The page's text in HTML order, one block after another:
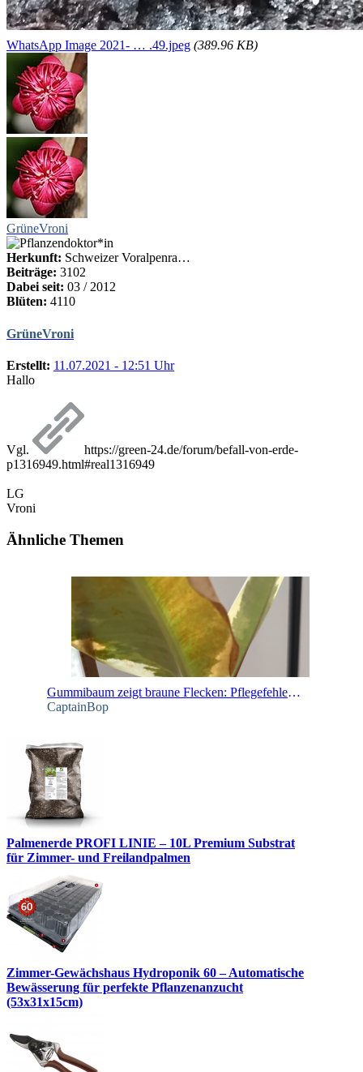
WhatsApp Image 2021- … .49.jpeg (389.96 KB)
GrüneVroni
Herkunft: Schweizer Voralpenra…
Beiträge: 3102
Dabei seit: 03 / 2012
Blüten: 4110
GrüneVroni
Erstellt: 11.07.2021 - 12:51 Uhr
Hallo
Vgl.
https://green-24.de/forum/befall-von-erde-
p1316949.html#real1316949
LG
Vroni
Ähnliche Themen
Gummibaum zeigt braune Flecken: Pflegefehler oder Krankheit?
CaptainBop
Palmenerde PROFI LINIE – 10L Premium Substrat
für Zimmer- und Freilandpalmen
Zimmer-Gewächshaus Hydroponik 60 – Automatische
Bewässerung für perfekte Pflanzenanzucht
(53x31x15cm)